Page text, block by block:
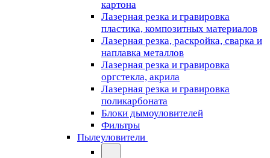
картона
Лазерная резка и гравировка
пластика, композитных материалов
Лазерная резка, раскройка, сварка и
наплавка металлов
Лазерная резка и гравировка
оргстекла, акрила
Лазерная резка и гравировка
поликарбоната
Блоки дымоуловителей
Фильтры
Пылеуловители